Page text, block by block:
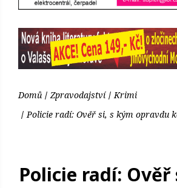
Domů Zpravodajství
Krimi
Policie radí: Ověř si, s kým opravdu
Policie radí: Ověř